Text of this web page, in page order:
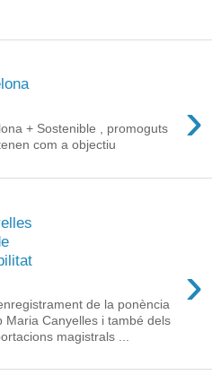
›
+ Sostenible , promoguts
com a objectiu
›
de la ponència
Maria Canyelles i també dels
magistrals ...